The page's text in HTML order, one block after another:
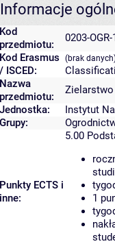
Informacje
Kod
przedmiotu:
0203-
Kod Erasmus
/ ISCED:
(brak
Nazwa
przedmiotu:
Zielarstwo
Jednostka:
Instytut
Grupy:
Punkty ECTS i
inne:
5.00
1